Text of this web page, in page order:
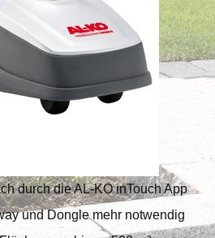
durch die AL-KO inTouch App
und Dongle mehr notwendig